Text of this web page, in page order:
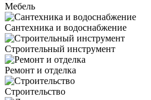
Мебель
Сантехника и водоснабжение
Строительный инструмент
Ремонт и отделка
Строительство